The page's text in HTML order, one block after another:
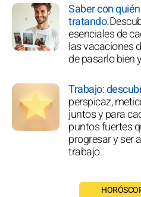
Saber con
tratando.
esenciales de
las vacaciones
de pasarlo bien
Trabajo:
perspicaz,
juntos y para
puntos fuertes
progresar y ser
trabajo.